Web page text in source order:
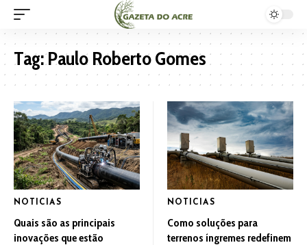
Tag:Paulo Roberto Gomes
NOTICIAS
Quais são as principais
inovações que estão
NOTICIAS
Como soluções para
terrenos íngremes redefinem